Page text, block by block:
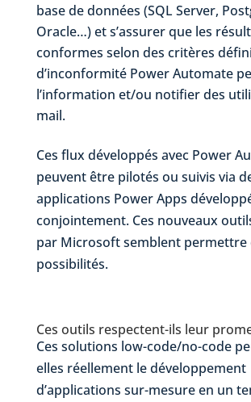
base de données (SQL Server,
Oracle…) et s’assurer que les
conformes selon des critères
d’inconformité Power Automate
l’information et/ou notifier des
mail.
Ces flux développés avec Power
peuvent être pilotés ou suivis via
applications Power Apps
conjointement. Ces nouveaux
par Microsoft semblent permettre
possibilités.
Ces outils respectent-ils leur
Ces solutions low-code/no-code
elles réellement le développement
d’applications sur-mesure en un